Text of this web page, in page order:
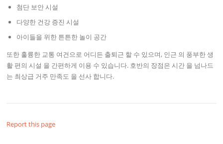
첨단 보안 시설
다양한 건강 증진 시설
아이들을 위한 튼튼한 놀이 공간
또한 훌륭한 교통 여건으로 어디든 출퇴근 할 수 있으며, 인근 의 풍부한 생
활 편의 시설 을 간편하게 이용 수 있습니다. 호반의 장점은 시간 을 넘나드
는 최상급 거주 만족도 을 선사 합니다.
Report this page